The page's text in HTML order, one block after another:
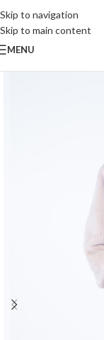
Skip to navigation
Skip to main content
MENU